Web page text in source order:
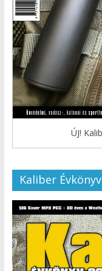
ÚJ!
Kaliber